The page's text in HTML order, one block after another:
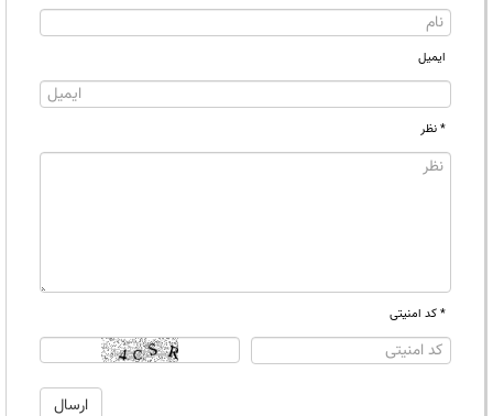
ایمیل
* نظر
* کد امنیتی